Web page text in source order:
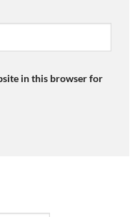
in this browser for